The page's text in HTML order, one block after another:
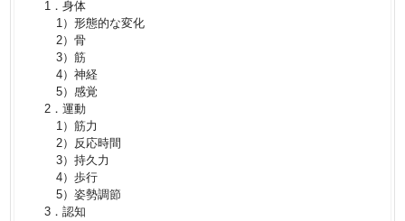
1．身体
1）形態的な変化
2）骨
3）筋
4）神経
5）感覚
2．運動
1）筋力
2）反応時間
3）持久力
4）歩行
5）姿勢調節
3．認知